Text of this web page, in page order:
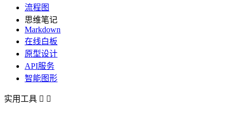
流程图
思维笔记
Markdown
在线白板
原型设计
API服务
智能图形
实用工具  